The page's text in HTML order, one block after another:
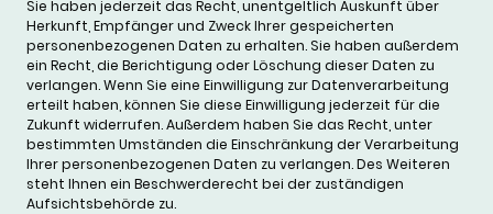
Sie haben jederzeit das Recht, unentgeltlich Auskunft über
Herkunft, Empfänger und Zweck Ihrer gespeicherten
personenbezogenen Daten zu erhalten. Sie haben außerdem
ein Recht, die Berichtigung oder Löschung dieser Daten zu
verlangen. Wenn Sie eine Einwilligung zur Datenverarbeitung
erteilt haben, können Sie diese Einwilligung jederzeit für die
Zukunft widerrufen. Außerdem haben Sie das Recht, unter
bestimmten Umständen die Einschränkung der Verarbeitung
Ihrer personenbezogenen Daten zu verlangen. Des Weiteren
steht Ihnen ein Beschwerderecht bei der zuständigen
Aufsichtsbehörde zu.